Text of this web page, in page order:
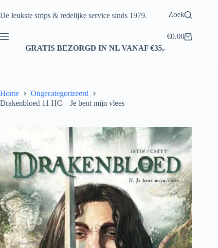
naar
De leukste strips & redelijke service sinds 1979. Zoek
Winkelwagen
€0.00
GRATIS BEZORGD IN NL VANAF €35,-
Home
Ongecategorizeerd
Drakenbloed 11 HC – Je bent mijn vlees